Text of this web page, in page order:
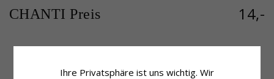
CHANTI Preis 14,-
Produktinformation
Schmuckstein
Ihre Privatsphäre ist uns wichtig. Wir